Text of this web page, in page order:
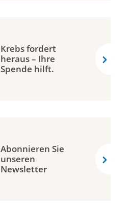
Krebs fordert
heraus – Ihre
Spende hilft.
Abonnieren Sie
unseren
Newsletter